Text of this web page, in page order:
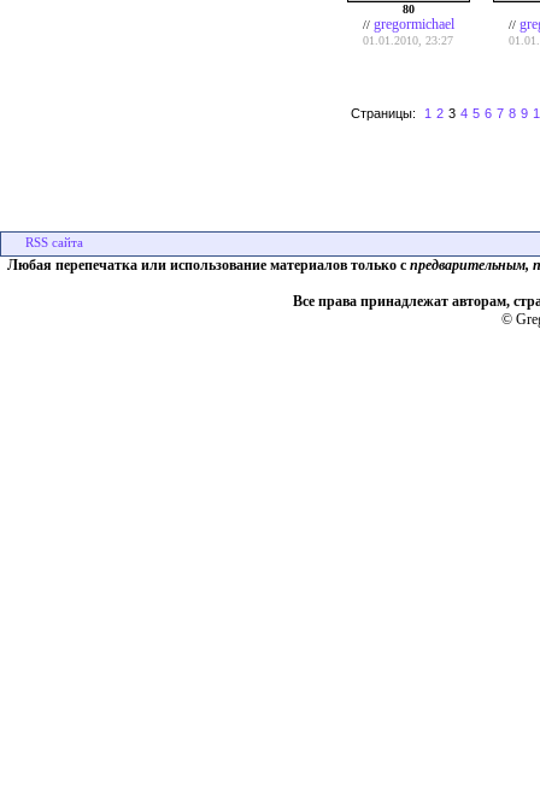
80
// gregormichael
01.01.2010, 23:27
//
Страницы: 1 2 3 4 5 6 7 8 9
Любая перепечатка или использование материалов только с предварительным,
Все права принадлежат авторам,
©